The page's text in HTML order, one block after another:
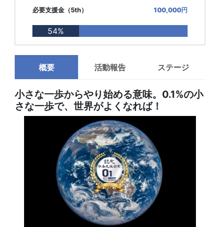
必要支援金（5th） 100,000円
54%
概要 活動報告 ステージ
小さな一歩からやり始める意味。0.1%の小
さな一歩で、世界がよくなれば！